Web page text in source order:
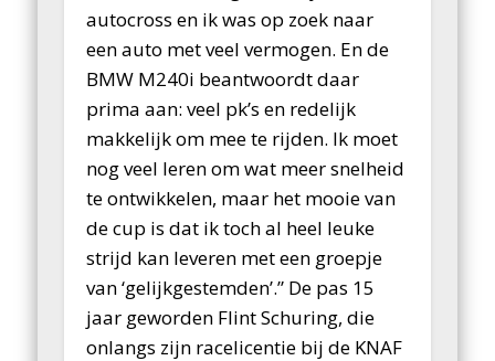
autocross en ik was op zoek naar
een auto met veel vermogen. En de
BMW M240i beantwoordt daar
prima aan: veel pk’s en redelijk
makkelijk om mee te rijden. Ik moet
nog veel leren om wat meer snelheid
te ontwikkelen, maar het mooie van
de cup is dat ik toch al heel leuke
strijd kan leveren met een groepje
van ‘gelijkgestemden’.” De pas 15
jaar geworden Flint Schuring, die
onlangs zijn racelicentie bij de KNAF